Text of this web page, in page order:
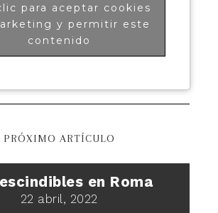
para aceptar cookies
y permitir este
contenido
PRÓXIMO ARTÍCULO
en Roma
22 abril, 2022